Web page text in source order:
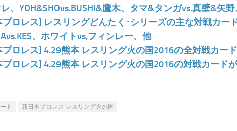
、YOH&SHOvs.BUSHI&鷹木、タマ&タンガvs.真壁&矢
プロレス] レスリングどんたく･シリーズの主な対戦カー
、ホワイトvs,フィンレー、他
プロレス] 4.29熊本 レスリング火の国2016の全対戦カー
プロレス] 4.29熊本 レスリング火の国2016の対戦カード
ド 新日本プロレス レスリング火の国